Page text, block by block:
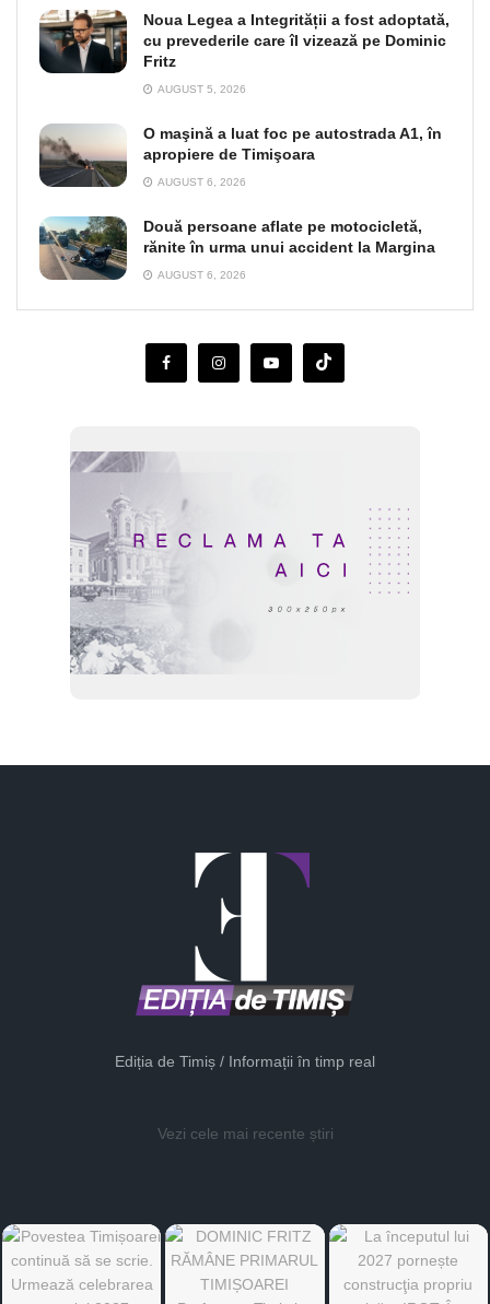
Noua Legea a Integrității a fost adoptată,
cu prevederile care îl vizează pe Dominic
Fritz
AUGUST 5, 2026
O maşină a luat foc pe autostrada A1, în
apropiere de Timişoara
AUGUST 6, 2026
Două persoane aflate pe motocicletă,
rănite în urma unui accident la Margina
AUGUST 6, 2026
Ediția de Timiș / Informații în timp real
Vezi cele mai recente știri